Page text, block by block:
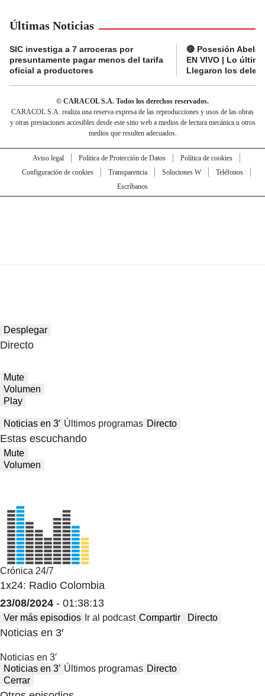
Últimas Noticias
SIC investiga a 7 arroceras por
presuntamente pagar menos del tarifa
oficial a productores
🔴 Posesión
EN VIVO | Lo
Llegaron los
© CARACOL S.A. Todos los derechos reservados.
CARACOL S.A. realiza una reserva expresa de las reproducciones y usos de las obras
y otras prestaciones accesibles desde este sitio web a medios de lectura mecánica u otros
medios que resulten adecuados.
Aviso legal Política de Protección de Datos
Política de cookies
Configuración de cookies
Transparencia Soluciones W
Teléfonos
Escríbanos
Desplegar
Directo
Mute
Volumen
Play
Noticias en 3′ Últimos programas Directo
Estas escuchando
Mute
Volumen
Crónica 24/7
1x24: Radio Colombia
23/08/2024 - 01:38:13
Ver más episodios Ir al podcast Compartir Directo
Noticias en 3′
Noticias en 3′
Noticias en 3′ Últimos programas Directo
Cerrar